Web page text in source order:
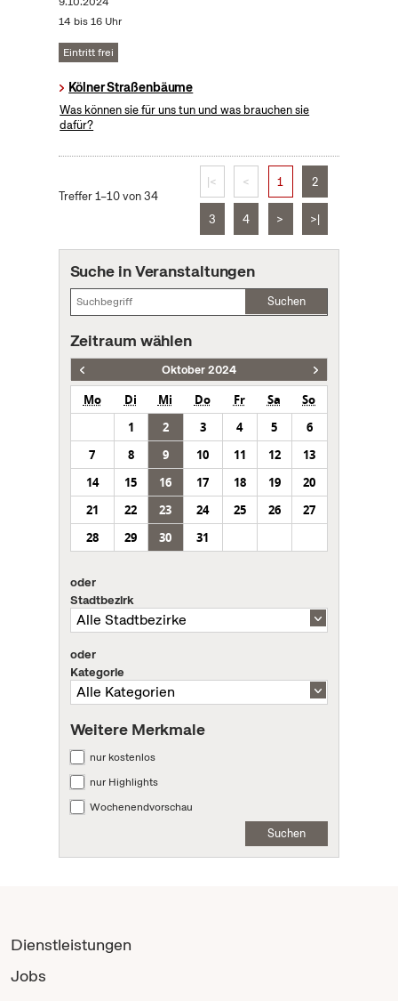
14 bis 16 Uhr
Eintritt frei
Kölner Straßenbäume
Was können sie für uns tun und was brauchen sie
dafür?
Treffer 1–10 von 34
|< < 1 2
3 4 > >|
Suche in Veranstaltungen
Suchen
Zeitraum wählen
Oktober 2024
Mo Di Mi Do Fr Sa
So
1
2 3 4 5
6
7
8 9 10 11 12
13
14
15 16 17 18 19
20
21
22 23 24 25 26
27
28
29 30 31
oder
Stadtbezirk
oder
Kategorie
Weitere Merkmale
nur kostenlos
nur Highlights
Wochenendvorschau
Suchen
Dienstleistungen
Jobs